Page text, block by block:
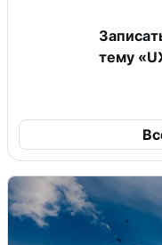
тему